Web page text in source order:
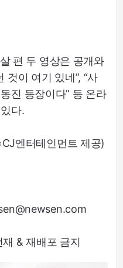
편 두 영상은 공개와
것이 여기 있네”, “사
진 등장이다” 등 온라
다.
엔터테인먼트 제공)
& 재배포 금지